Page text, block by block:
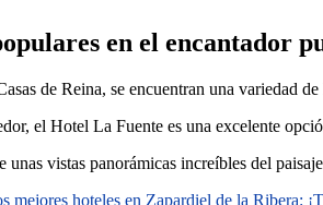
en el encantador
de Reina, se encuentran una variedad
el Hotel La Fuente es una excelente
vistas panorámicas increíbles del
mejores hoteles en Zapardiel de la Ribera: